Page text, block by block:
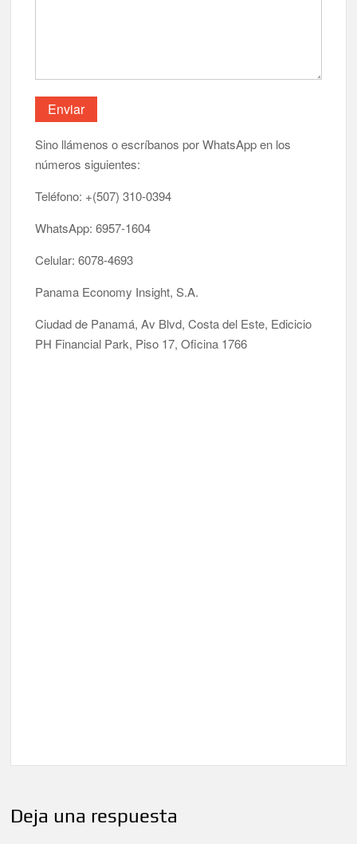
Sino llámenos o escríbanos por WhatsApp en los
números siguientes:
Teléfono: +(507) 310-0394
WhatsApp: 6957-1604
Celular: 6078-4693
Panama Economy Insight, S.A.
Ciudad de Panamá, Av Blvd, Costa del Este, Edicicio
PH Financial Park, Piso 17, Oficina 1766
Deja una respuesta